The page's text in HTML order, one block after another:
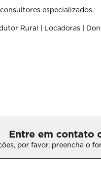
especializados.
Rural | Locadoras |
Entre em contato
por favor, preencha o